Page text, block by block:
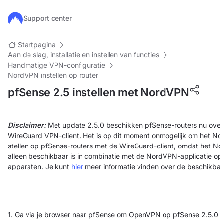
Ga naar de hoofdinhoud
Support center
Startpagina
Aan de slag, installatie en instellen van functies
Handmatige VPN-configuratie
NordVPN instellen op router
pfSense 2.5 instellen met NordVPN
Disclaimer:Met update 2.5.0 beschikken pfSense-routers nu
WireGuard VPN-client. Het is op dit moment onmogelijk om het
stellen op pfSense-routers met de WireGuard-client, omdat het
alleen beschikbaar is in combinatie met de NordVPN-applicatie
apparaten. Je kunt hier meer informatie vinden over de
1. Ga via je browser naar pfSense om OpenVPN op pfSense